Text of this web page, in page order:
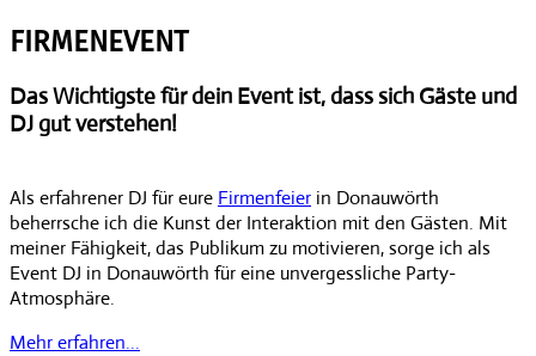
FIRMENEVENT
Das Wichtigste für dein Event ist, dass sich Gäste und
DJ gut verstehen!
Als erfahrener DJ für eure Firmenfeier in Donauwörth
beherrsche ich die Kunst der Interaktion mit den Gästen. Mit
meiner Fähigkeit, das Publikum zu motivieren, sorge ich als
Event DJ in Donauwörth für eine unvergessliche Party-
Atmosphäre.
Mehr erfahren...